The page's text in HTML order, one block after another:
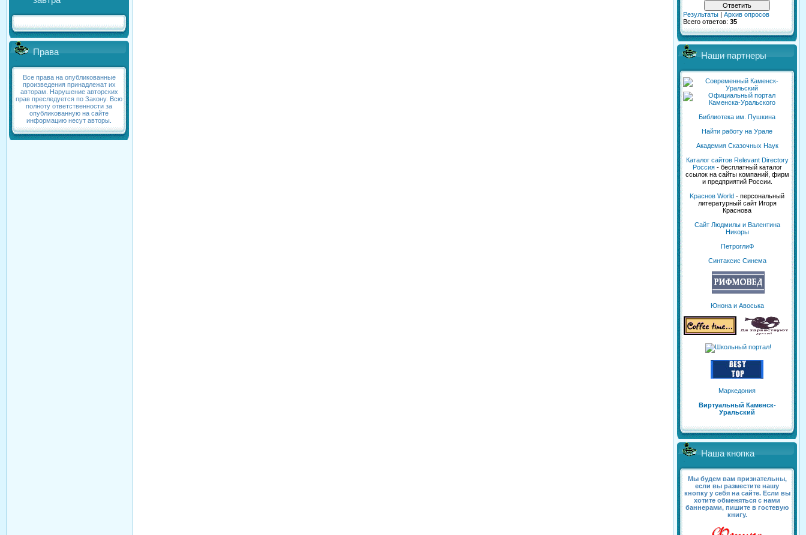
Права
Все права на опубликованные
произведения принадлежат их
авторам. Нарушение авторских
прав преследуется по Закону. Всю
полноту ответственности за
опубликованную на сайте
информацию несут авторы.
Результаты | Архив опросов
Всего ответов: 35
Наши партнеры
Библиотека им. Пушкина
Найти работу на Урале
Академия Сказочных Наук
Каталог сайтов Relevant Directory
Россия- бесплатный каталог
ссылок на сайты компаний, фирм
и предприятий России.
Kраснов World - персональный
литературный сайт Игоря
Краснова
Сайт Людмилы и Валентина
Никоры
ПетроглиФ
Синтаксис Синема
Юнона и Авоська
Маркедония
Виртуальный Каменск-
Уральский
Наша кнопка
Мы будем вам признательны,
если вы разместите нашу
кнопку у себя на сайте. Если вы
хотите обменяться с нами
баннерами, пишите в гостевую
книгу.